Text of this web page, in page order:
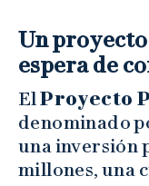
Un
espera de
ElProyecto
denominado
una inversión
millones, una